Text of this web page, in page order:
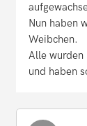
Nun haben
Weibchen.
Alle
und haben